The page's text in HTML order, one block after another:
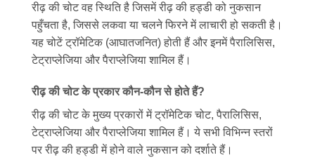
रीढ़ की चोट वह स्थिति है जिसमें रीढ़ की हड्डी को नुकसान
पहुँचता है, जिससे लकवा या चलने फिरने में लाचारी हो सकती है।
यह चोटें ट्रॉमेटिक (आघातजनित) होती हैं और इनमें पैरालिसिस,
टेट्राप्लेजिया और पैराप्लेजिया शामिल हैं।
रीढ़ की चोट के प्रकार कौन-कौन से होते हैं?
रीढ़ की चोट के मुख्य प्रकारों में ट्रॉमेटिक चोट, पैरालिसिस,
टेट्राप्लेजिया और पैराप्लेजिया शामिल हैं। ये सभी विभिन्न स्तरों
पर रीढ़ की हड्डी में होने वाले नुकसान को दर्शाते हैं।